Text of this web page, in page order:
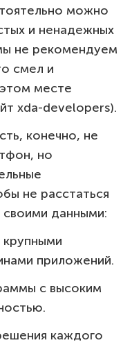
можно
и ненадежных
не рекомендуем
смел и
месте
xda-developers).
конечно, не
но
не расстаться
своими данными:
крупными
приложений.
с высоким
каждого